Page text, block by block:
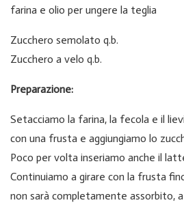
farina e olio per ungere la teglia
Zucchero semolato q.b.
Zucchero a velo q.b.
Preparazione:
Setacciamo la farina, la fecola e il
con una frusta e aggiungiamo lo
Poco per volta inseriamo anche il
Continuiamo a girare con la frusta
non sarà completamente assorbito,